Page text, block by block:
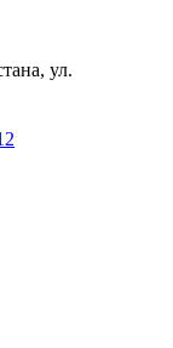
ул.